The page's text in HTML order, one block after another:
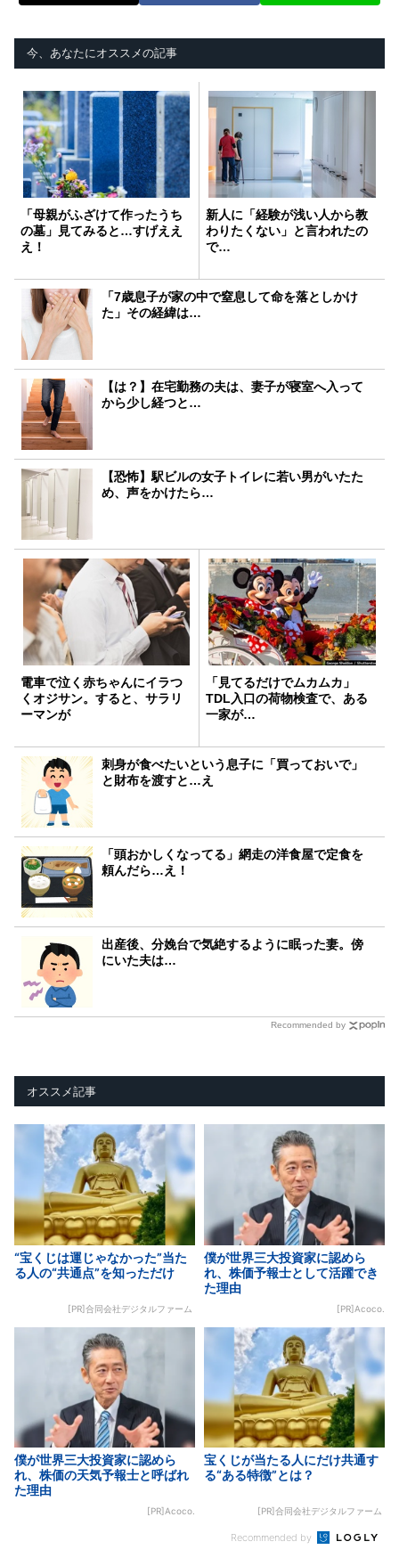
今、あなたにオススメの記事
「母親がふざけて作ったうち
の墓」見てみると…すげええ
え！
新人に「経験が浅い人から教
わりたくない」と言われたの
で…
「7歳息子が家の中で窒息して命を落としかけ
た」その経緯は…
【は？】在宅勤務の夫は、妻子が寝室へ入って
から少し経つと…
【恐怖】駅ビルの女子トイレに若い男がいたた
め、声をかけたら…
電車で泣く赤ちゃんにイラつ
くオジサン。すると、サラリ
ーマンが
「見てるだけでムカムカ」
TDL入口の荷物検査で、ある
一家が…
刺身が食べたいという息子に「買っておいで」
と財布を渡すと…え
「頭おかしくなってる」網走の洋食屋で定食を
頼んだら…え！
出産後、分娩台で気絶するように眠った妻。傍
にいた夫は…
Recommended by
オススメ記事
“宝くじは運じゃなかった”当た
る人の“共通点”を知っただけ
[PR]合同会社デジタルファーム
僕が世界三大投資家に認めら
れ、株価予報士として活躍でき
た理由
[PR]Acoco.
僕が世界三大投資家に認めら
れ、株価の天気予報士と呼ばれ
た理由
[PR]Acoco.
宝くじが当たる人にだけ共通す
る“ある特徴”とは？
[PR]合同会社デジタルファーム
Recommended by